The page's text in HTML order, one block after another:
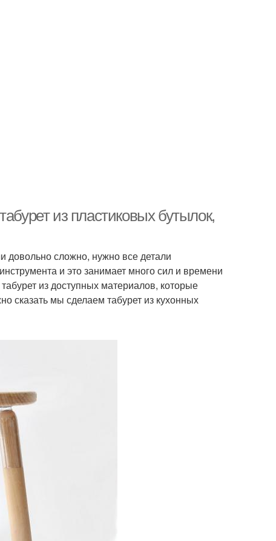
из пластиковых бутылок,
довольно сложно, нужно все детали
и это занимает много сил и времени
из доступных материалов, которые
сказать мы сделаем табурет из кухонных